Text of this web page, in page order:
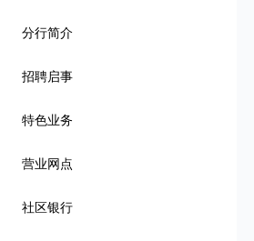
分行简介
招聘启事
特色业务
营业网点
社区银行